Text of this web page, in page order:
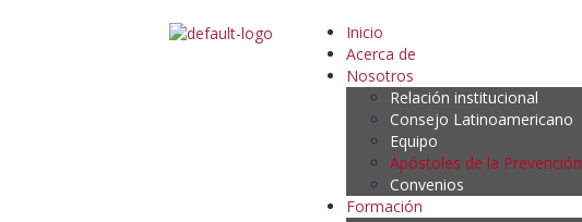
Inicio
Acerca de
Nosotros
Relación institucional
Consejo Latinoamericano
Equipo
Apóstoles de la Prevención
Convenios
Formación